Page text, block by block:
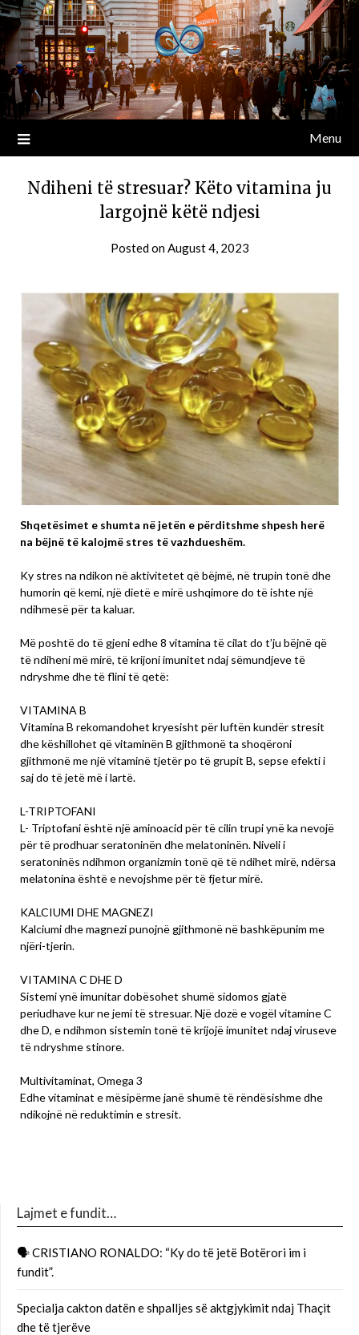
Menu
Ndiheni të stresuar? Këto vitamina ju
largojnë këtë ndjesi
Posted onAugust 4, 2023
Shqetësimet e shumta në jetën e përditshme shpesh herë
na bëjnë të kalojmë stres të vazhdueshëm.
Ky stres na ndikon në aktivitetet që bëjmë, në trupin tonë dhe
humorin që kemi, një dietë e mirë ushqimore do të ishte një
ndihmesë për ta kaluar.
Më poshtë do të gjeni edhe 8 vitamina të cilat do t’ju bëjnë që
të ndiheni më mirë, të krijoni imunitet ndaj sëmundjeve të
ndryshme dhe të flini të qetë:
VITAMINA B
Vitamina B rekomandohet kryesisht për luftën kundër stresit
dhe këshillohet që vitaminën B gjithmonë ta shoqëroni
gjithmonë me një vitaminë tjetër po të grupit B, sepse efekti i
saj do të jetë më i lartë.
L-TRIPTOFANI
L- Triptofani është një aminoacid për të cilin trupi ynë ka nevojë
për të prodhuar seratoninën dhe melatoninën. Niveli i
seratoninës ndihmon organizmin tonë që të ndihet mirë, ndërsa
melatonina është e nevojshme për të fjetur mirë.
KALCIUMI DHE MAGNEZI
Kalciumi dhe magnezi punojnë gjithmonë në bashkëpunim me
njëri-tjerin.
VITAMINA C DHE D
Sistemi ynë imunitar dobësohet shumë sidomos gjatë
periudhave kur ne jemi të stresuar. Një dozë e vogël vitamine C
dhe D, e ndihmon sistemin tonë të krijojë imunitet ndaj viruseve
të ndryshme stinore.
Multivitaminat, Omega 3
Edhe vitaminat e mësipërme janë shumë të rëndësishme dhe
ndikojnë në reduktimin e stresit.
Lajmet e fundit…
🗣 CRISTIANO RONALDO: “Ky do të jetë Botërori im i
fundit”.
Specialja cakton datën e shpalljes së aktgjykimit ndaj Thaçit
dhe të tjerëve